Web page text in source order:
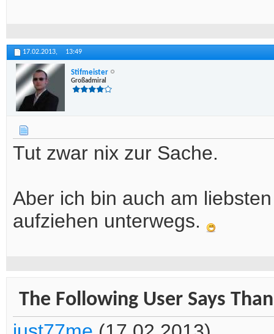
17.02.2013, 13:49
Stifmeister
Großadmiral
Tut zwar nix zur Sache.
Aber ich bin auch am
aufziehen unterwegs.
The Following User Says